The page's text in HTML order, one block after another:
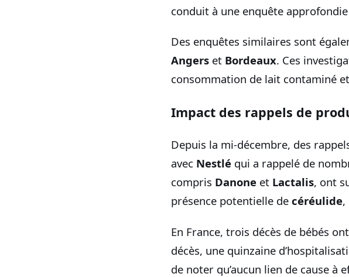
conduit à une enquête
Des enquêtes similaires sont
Angers et Bordeaux. Ces
consommation de lait contaminé
Impact des rappels de
Depuis la mi-décembre, des
avec Nestlé qui a rappelé de
compris Danone et Lactalis, ont
présence potentielle de céréulide,
En France, trois décès de bébés
décès, une quinzaine
de noter qu’aucun lien de cause à